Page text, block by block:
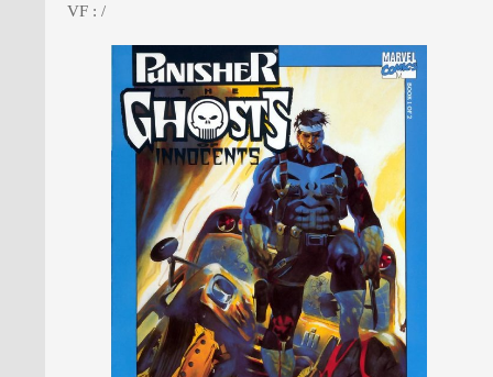
PRESSEVF : /